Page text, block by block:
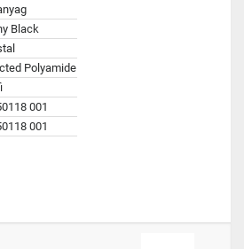
Black
Polyamide
001
001